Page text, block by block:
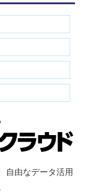
自由なデータ活用